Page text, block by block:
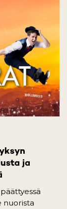
ja
nuorista